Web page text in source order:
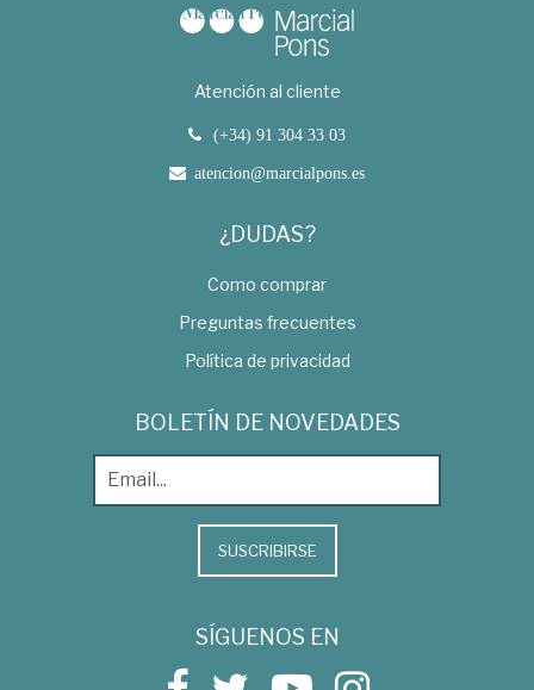
Atención al cliente
(+34) 91 304 33 03
atencion@marcialpons.es
¿DUDAS?
Como comprar
Preguntas frecuentes
Política de privacidad
BOLETÍN DE NOVEDADES
SUSCRIBIRSE
SÍGUENOS EN